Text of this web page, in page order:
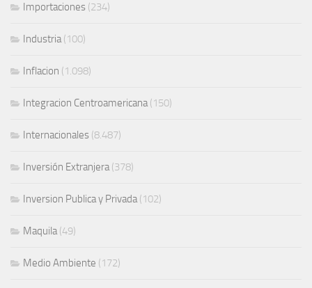
Importaciones (234)
Industria(100)
Inflacion (1.098)
Integracion Centroamericana(150)
Internacionales (8.487)
Inversión Extranjera(378)
Inversion Publica y Privada(102)
Maquila(49)
Medio Ambiente (172)